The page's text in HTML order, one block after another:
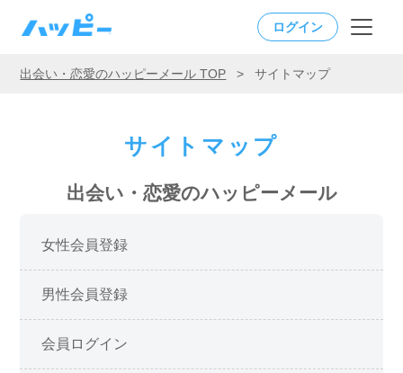
ログイン
出会い・恋愛のハッピーメール TOP > サイトマップ
サイトマップ
出会い・恋愛のハッピーメール
女性会員登録
男性会員登録
会員ログイン